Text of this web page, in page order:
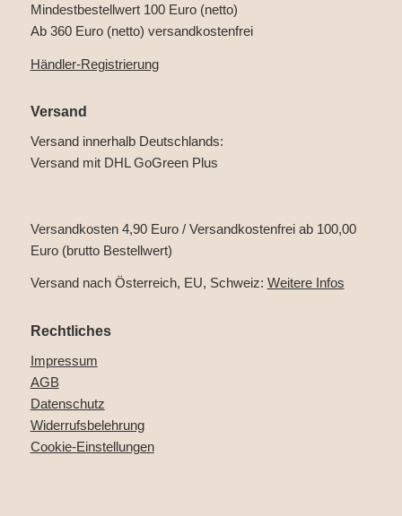
Mindestbestellwert 100 Euro (netto)
Ab 360 Euro (netto) versandkostenfrei
Händler-Registrierung
Versand
Versand innerhalb Deutschlands:
Versand mit DHL GoGreen Plus
Versandkosten 4,90 Euro / Versandkostenfrei ab 100,00
Euro (brutto Bestellwert)
Versand nach Österreich, EU, Schweiz: Weitere Infos
Rechtliches
Impressum
AGB
Datenschutz
Widerrufsbelehrung
Cookie-Einstellungen